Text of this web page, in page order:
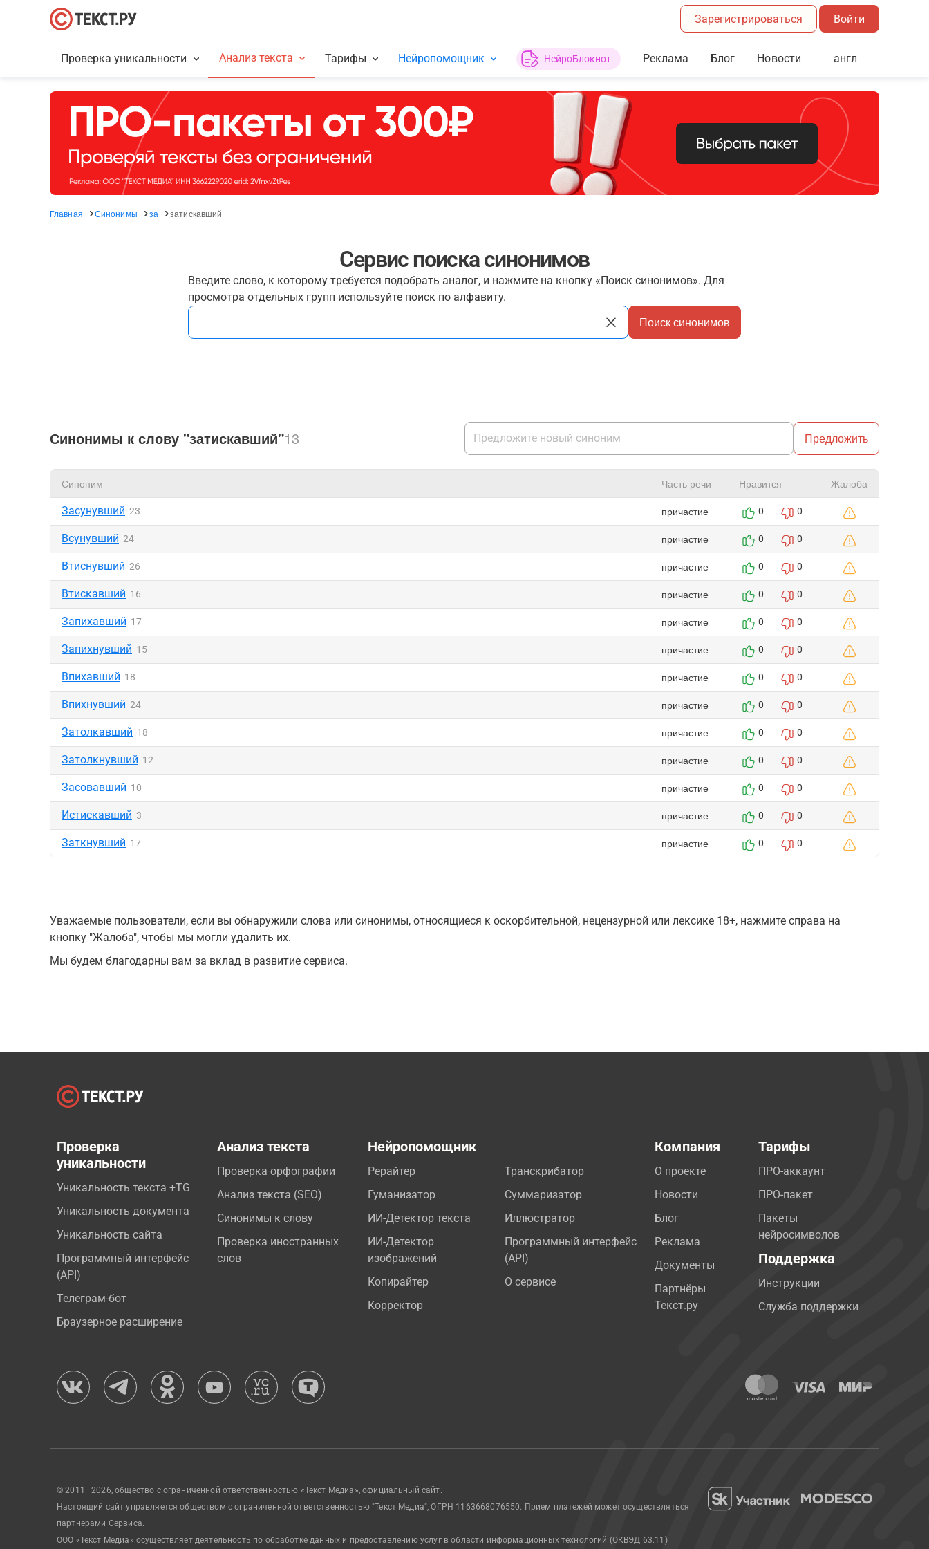
Зарегистрироваться Войти
Проверка уникальности Анализ текста Тарифы Нейропомощник НейроБлокнот Реклама Блог Новости англ
Главная Синонимы за затискавший
Сервис поиска синонимов
Введите слово, к которому требуется подобрать аналог, и нажмите на кнопку «Поиск синонимов». Для
просмотра отдельных групп используйте поиск по алфавиту.
Поиск синонимов
Синонимы к слову "затискавший"13 Предложить
Синоним Часть речи Нравится Жалоба
Засунувший 23 причастие 0 0
Всунувший 24 причастие 0 0
Втиснувший 26 причастие 0 0
Втискавший 16 причастие 0 0
Запихавший 17 причастие 0 0
Запихнувший 15 причастие 0 0
Впихавший 18 причастие 0 0
Впихнувший 24 причастие 0 0
Затолкавший 18 причастие 0 0
Затолкнувший 12 причастие 0 0
Засовавший 10 причастие 0 0
Истискавший 3 причастие 0 0
Заткнувший 17 причастие 0 0
Уважаемые пользователи, если вы обнаружили слова или синонимы, относящиеся к оскорбительной, нецензурной или лексике 18+, нажмите справа на
кнопку "Жалоба", чтобы мы могли удалить их.
Мы будем благодарны вам за вклад в развитие сервиса.
Проверка
уникальности
Уникальность текста +TG
Уникальность документа
Уникальность сайта
Программный интерфейс
(API)
Телеграм-бот
Браузерное расширение
Анализ текста
Проверка орфографии
Анализ текста (SEO)
Синонимы к слову
Проверка иностранных
слов
Нейропомощник
Рерайтер
Гуманизатор
ИИ-Детектор текста
ИИ-Детектор
изображений
Копирайтер
Корректор
Транскрибатор
Суммаризатор
Иллюстратор
Программный интерфейс
(API)
О сервисе
Компания
О проекте
Новости
Блог
Реклама
Документы
Партнёры
Текст.ру
Тарифы
ПРО-аккаунт
ПРО-пакет
Пакеты
нейросимволов
Поддержка
Инструкции
Служба поддержки
© 2011—2026, общество с ограниченной ответственностью «Текст Медиа», официальный сайт.
Настоящий сайт управляется обществом с ограниченной ответственностью "Текст Медиа", ОГРН 1163668076550. Прием платежей может осуществляться
партнерами Сервиса.
ООО «Текст Медиа» осуществляет деятельность по обработке данных и предоставлению услуг в области информационных технологий (ОКВЭД 63.11)